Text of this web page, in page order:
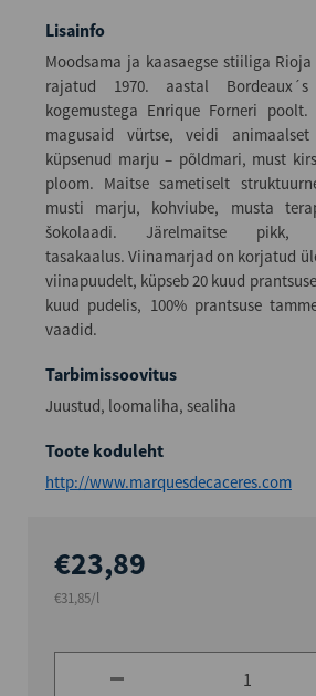
Lisainfo
Moodsama ja kaasaegse stiiliga
rajatud 1970. aastal Bordeaux´s
kogemustega Enrique Forneri
magusaid vürtse, veidi
küpsenud marju – põldmari, must
ploom. Maitse sametiselt
musti marju, kohviube, musta
šokolaadi. Järelmaitse pikk,
tasakaalus. Viinamarjad on korjatud
viinapuudelt, küpseb 20 kuud
kuud pudelis, 100% prantsuse
vaadid.
Tarbimissoovitus
Juustud, loomaliha, sealiha
Toote koduleht
http://www.marquesdecaceres.com
€23,89
€31,85/l